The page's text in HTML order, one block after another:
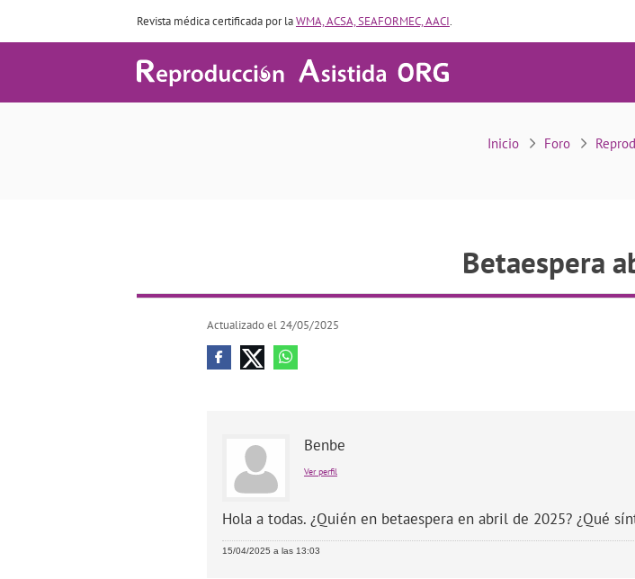
Revista médica certificada por laWMA, ACSA, SEAFORMEC, AACI.
Betaespera
Inicio Foro
Betaespera
Actualizado el 24/05/2025
Benbe
Ver perfil
Hola a todas. ¿Quién en betaespera en abril de 2025? ¿Qué
15/04/2025 a las 13:03